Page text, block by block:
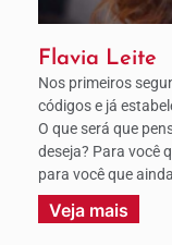
Flavia Leite
Nos primeiros
códigos e já
O que será que
deseja? Para você
para você que
Veja mais